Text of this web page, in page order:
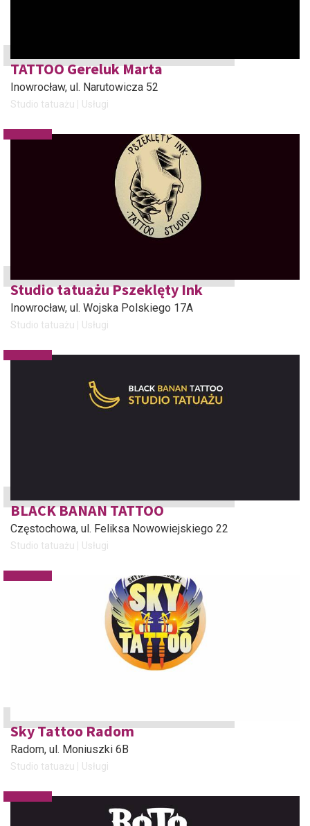
TATTOO Gereluk Marta
Inowrocław, ul. Narutowicza 52
Studio tatuażu Usługi
Studio tatuażu Pszeklęty Ink
Inowrocław, ul. Wojska Polskiego 17A
Studio tatuażu Usługi
BLACK BANAN TATTOO
Częstochowa, ul. Feliksa Nowowiejskiego 22
Studio tatuażu Usługi
Sky Tattoo Radom
Radom, ul. Moniuszki 6B
Studio tatuażu Usługi